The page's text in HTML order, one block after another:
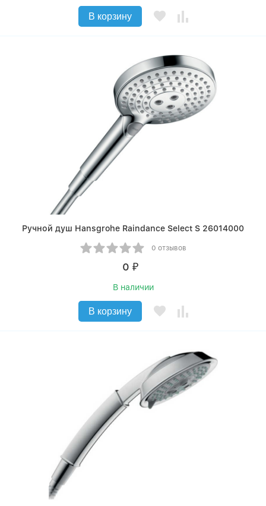
В корзину
Ручной душ Hansgrohe Raindance Select S 26014000
0 отзывов
0 ₽
В наличии
В корзину